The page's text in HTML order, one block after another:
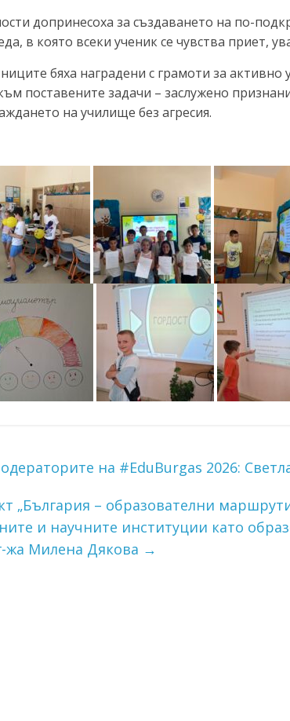
допринесоха за създаването на по-
в която всеки ученик се чувства приет,
бяха наградени с грамоти за активно
поставените задачи – заслужено
на училище без агресия.
на #EduBurgas 2026:
„България – образователни
и научните институции като
жа Милена Дякова →